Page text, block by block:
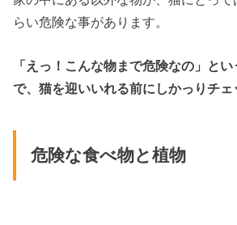
らい危険な事があります。
「えっ！こんな物まで危険なの」と
で、猫を迎いいれる前にしかっりチェ
危険な食べ物と植物